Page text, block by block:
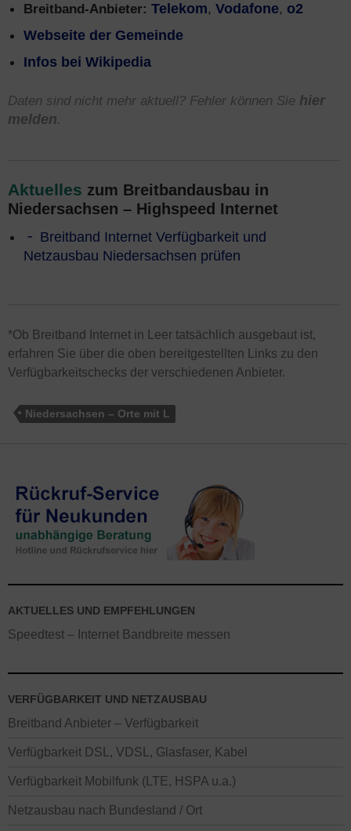
Breitband-Anbieter: Telekom, Vodafone, o2
Webseite der Gemeinde
Infos bei Wikipedia
Daten sind nicht mehr aktuell? Fehler können Sie hier
melden.
Aktuelles zum Breitbandausbau in
Niedersachsen – Highspeed Internet
Breitband Internet Verfügbarkeit und
Netzausbau Niedersachsen prüfen
*Ob Breitband Internet in Leer tatsächlich ausgebaut ist,
erfahren Sie über die oben bereitgestellten Links zu den
Verfügbarkeitschecks der verschiedenen Anbieter.
Niedersachsen – Orte mit L
AKTUELLES UND EMPFEHLUNGEN
Speedtest – Internet Bandbreite messen
VERFÜGBARKEIT UND NETZAUSBAU
Breitband Anbieter – Verfügbarkeit
Verfügbarkeit DSL, VDSL, Glasfaser, Kabel
Verfügbarkeit Mobilfunk (LTE, HSPA u.a.)
Netzausbau nach Bundesland / Ort